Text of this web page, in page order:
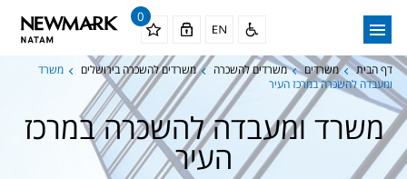
0
דף הבית משרדים משרדים להשכרה משרדים להשכרה בירושלים
משרד
ומעבדה להשכרה במרכז העיר
משרד ומעבדה להשכרה במרכז
העיר